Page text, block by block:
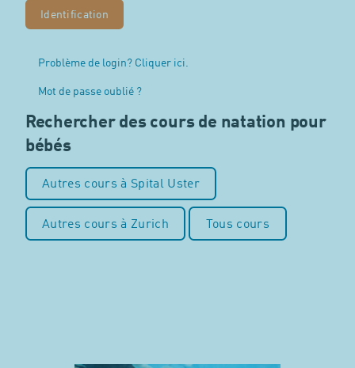
Problème de login? Cliquer ici.
Mot de passe oublié ?
Rechercher des cours de natation pour
bébés
Autres cours à Spital Uster
Autres cours à Zurich Tous cours